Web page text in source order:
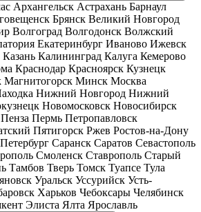
Архангельск Астрахань Барнаул
Брянск Великий Новгород
Волгоград Волгодонск Волжский
Екатеринбург Иваново Ижевск
Казань Калининград Калуга Кемерово
Краснодар Красноярск Кузнецк
Магнитогорск Минск Москва
Нижний Новгород Нижний
Новомосковск Новосибирск
Пенза Пермь Петропавловск
Пятигорск Ржев Ростов-на-Дону
Саранск Саратов Севастополь
Смоленск Ставрополь Старый
Тамбов Тверь Томск Туапсе Тула
Уральск Уссурийск Усть-
Харьков Чебоксары Челябинск
Элиста Ялта Ярославль